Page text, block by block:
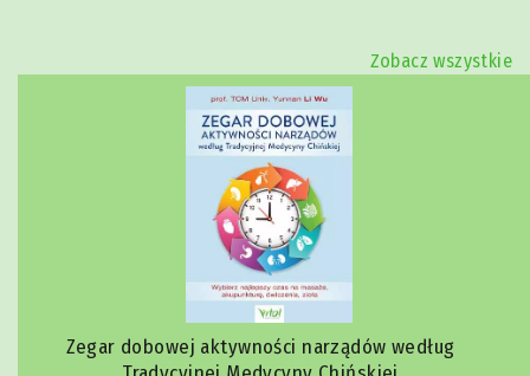
Zobacz wszystkie
Zegar dobowej aktywności narządów według